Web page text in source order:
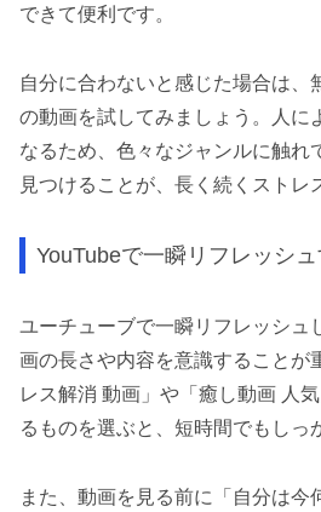
できて便利です。
自分に合わないと感じた場合は、
の動画を試してみましょう。人に
なるため、色々なジャンルに触れ
見つけることが、長く続くストレ
YouTubeで一瞬リフレッシ
ユーチューブで一瞬リフレッシュ
画の長さや内容を意識することが
レス解消 動画」や「癒し動画 人
るものを選ぶと、短時間でもしっ
また、動画を見る前に「自分は今